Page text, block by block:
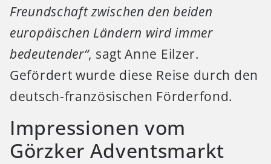
Freundschaft zwischen den beiden
europäischen Ländern wird immer
bedeutender“, sagt Anne Eilzer.
Gefördert wurde diese Reise durch den
deutsch-französischen Förderfond.
Impressionen vom
Görzker Adventsmarkt